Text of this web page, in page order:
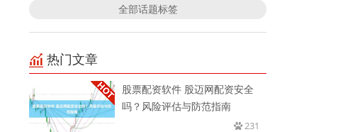
全部话题标签
热门文章
股票配资软件 股迈网配资安全
吗？风险评估与防范指南
231